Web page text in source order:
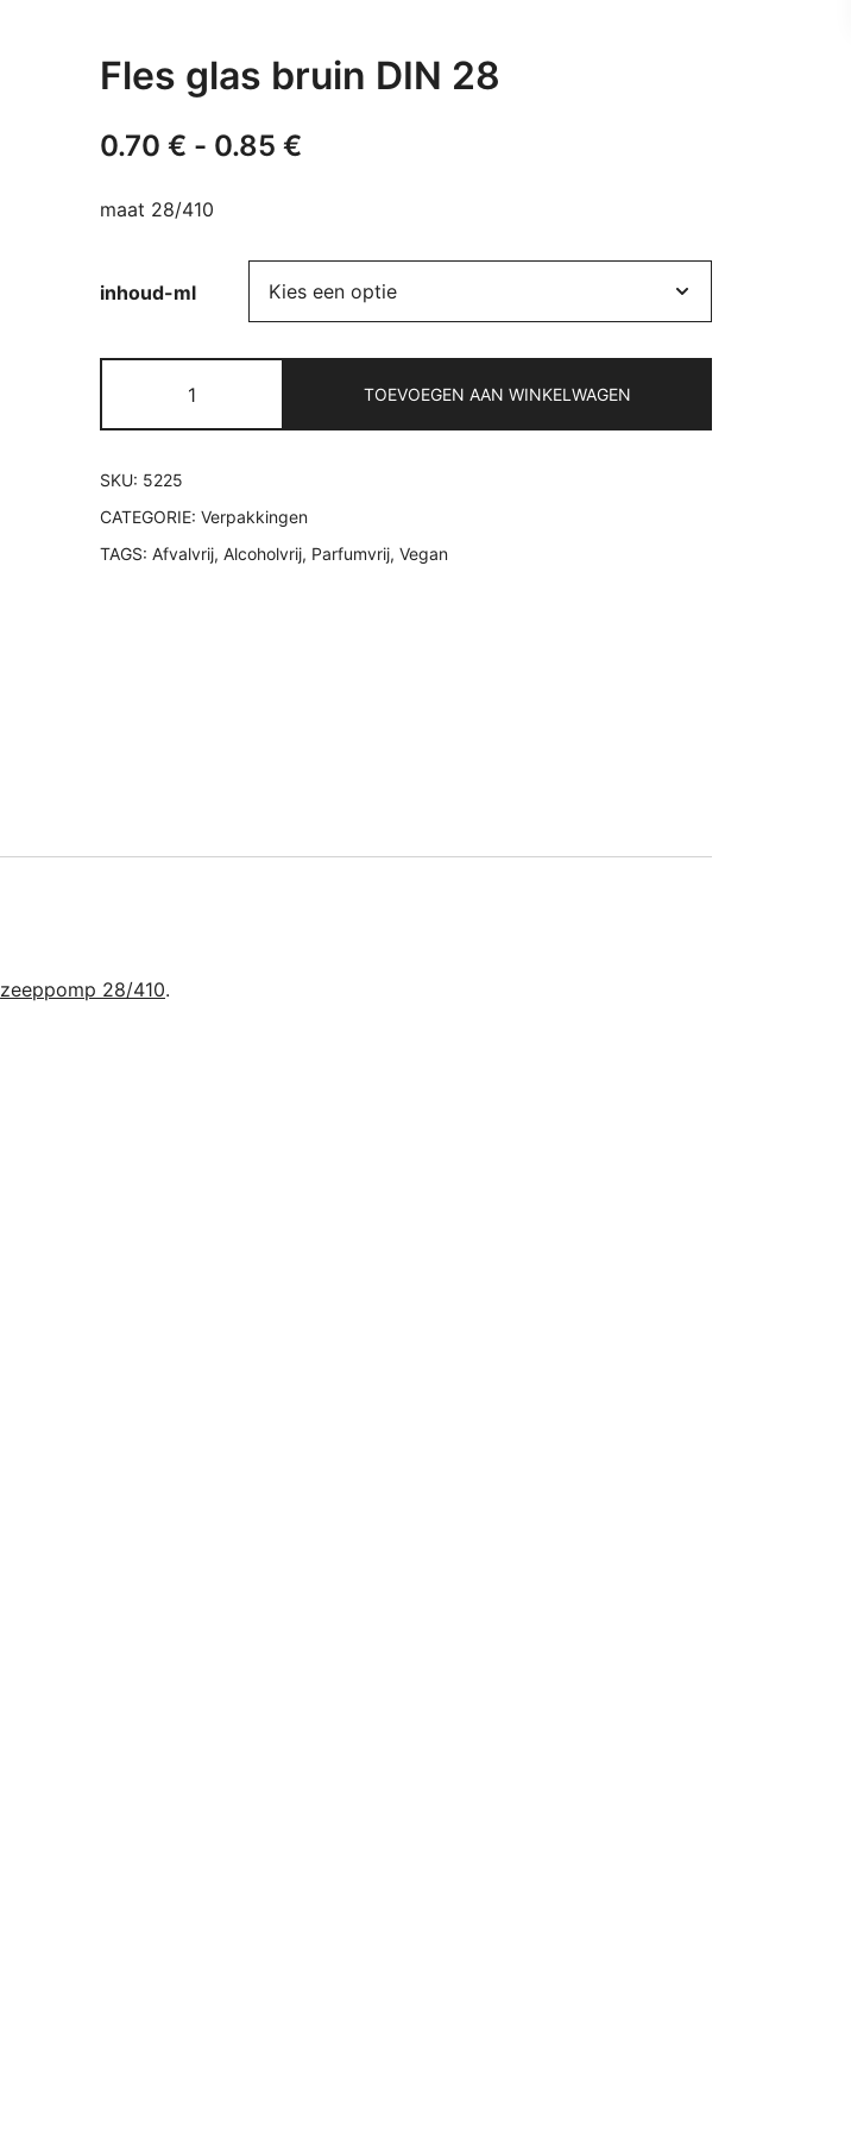
Fles glas bruin DIN 28
0.70 € - 0.85 €
0.85 €
maat 28/410
inhoud-ml
glas
bruin
aantal
TOEVOEGEN AAN WINKELWAGEN
SKU: 5225
CATEGORIE: Verpakkingen
TAGS: Afvalvrij, Alcoholvrij, Parfumvrij, Vegan
zeeppomp 28/410.